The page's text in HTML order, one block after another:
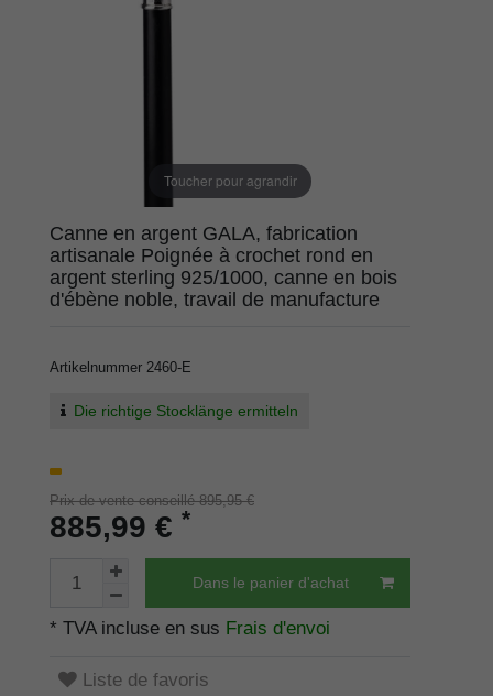
Toucher pour agrandir
Canne en argent GALA, fabrication
artisanale Poignée à crochet rond en
argent sterling 925/1000, canne en bois
d'ébène noble, travail de manufacture
Artikelnummer 2460-E
Die richtige Stocklänge ermitteln
Prix de vente conseillé 895,95 €
885,99 € *
Dans le panier d'achat
* TVA incluse en sus Frais d'envoi
Liste de favoris